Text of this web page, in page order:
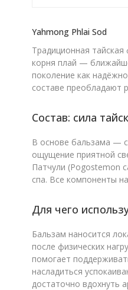
Yahmong Phlai Sod
Традиционная
корня плай —
поколение как
составе преобладают
Состав: сила
В основе бальзама —
ощущение приятной
Патчули (Pogostemon
спа. Все компоненты
Для чего
Бальзам наносится
после физических
помогает
насладиться
достаточно вдохнуть